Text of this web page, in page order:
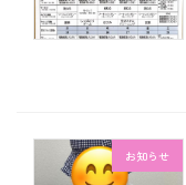
お知らせ